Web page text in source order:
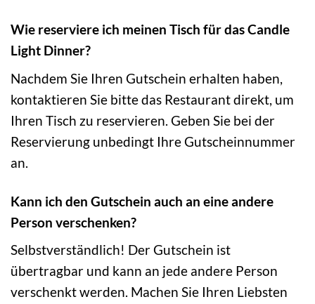
Wie reserviere ich meinen Tisch für das Candle
Light Dinner?
Nachdem Sie Ihren Gutschein erhalten haben,
kontaktieren Sie bitte das Restaurant direkt, um
Ihren Tisch zu reservieren. Geben Sie bei der
Reservierung unbedingt Ihre Gutscheinnummer
an.
Kann ich den Gutschein auch an eine andere
Person verschenken?
Selbstverständlich! Der Gutschein ist
übertragbar und kann an jede andere Person
verschenkt werden. Machen Sie Ihren Liebsten